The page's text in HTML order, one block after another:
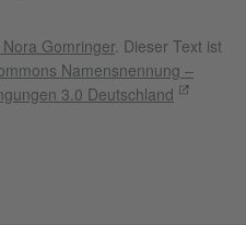
Gomringer. Dieser Text ist
Namensnennung –
3.0 Deutschland